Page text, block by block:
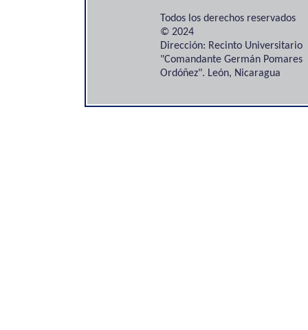
Todos los derechos reservados
© 2024
Dirección: Recinto Universitario
"Comandante Germán Pomares
Ordóñez". León, Nicaragua